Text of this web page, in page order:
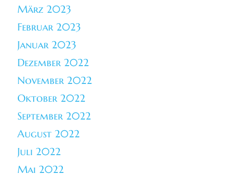
März 2023
Februar 2023
Januar 2023
Dezember 2022
November 2022
Oktober 2022
September 2022
August 2022
Juli 2022
Mai 2022